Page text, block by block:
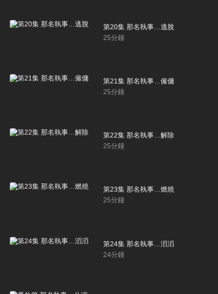
第20集 那名執事…逃脫
25分鐘
第21集 那名執事…僱傭
25分鐘
第22集 那名執事…解除
25分鐘
第23集 那名執事…燃燒
25分鐘
第24集 那名執事…滔滔
24分鐘